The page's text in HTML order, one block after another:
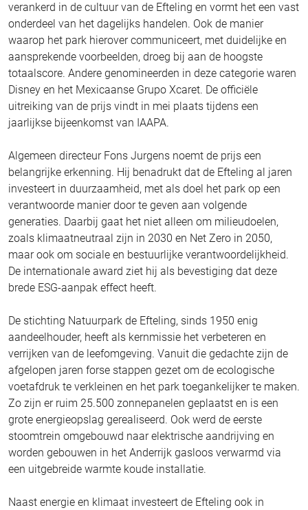
verankerd in de cultuur van de Efteling en vormt het een vast
onderdeel van het dagelijks handelen. Ook de manier
waarop het park hierover communiceert, met duidelijke en
aansprekende voorbeelden, droeg bij aan de hoogste
totaalscore. Andere genomineerden in deze categorie waren
Disney en het Mexicaanse Grupo Xcaret. De officiële
uitreiking van de prijs vindt in mei plaats tijdens een
jaarlijkse bijeenkomst van IAAPA.
Algemeen directeur Fons Jurgens noemt de prijs een
belangrijke erkenning. Hij benadrukt dat de Efteling al jaren
investeert in duurzaamheid, met als doel het park op een
verantwoorde manier door te geven aan volgende
generaties. Daarbij gaat het niet alleen om milieudoelen,
zoals klimaatneutraal zijn in 2030 en Net Zero in 2050,
maar ook om sociale en bestuurlijke verantwoordelijkheid.
De internationale award ziet hij als bevestiging dat deze
brede ESG-aanpak effect heeft.
De stichting Natuurpark de Efteling, sinds 1950 enig
aandeelhouder, heeft als kernmissie het verbeteren en
verrijken van de leefomgeving. Vanuit die gedachte zijn de
afgelopen jaren forse stappen gezet om de ecologische
voetafdruk te verkleinen en het park toegankelijker te maken.
Zo zijn er ruim 25.500 zonnepanelen geplaatst en is een
grote energieopslag gerealiseerd. Ook werd de eerste
stoomtrein omgebouwd naar elektrische aandrijving en
worden gebouwen in het Anderrijk gasloos verwarmd via
een uitgebreide warmte koude installatie.
Naast energie en klimaat investeert de Efteling ook in